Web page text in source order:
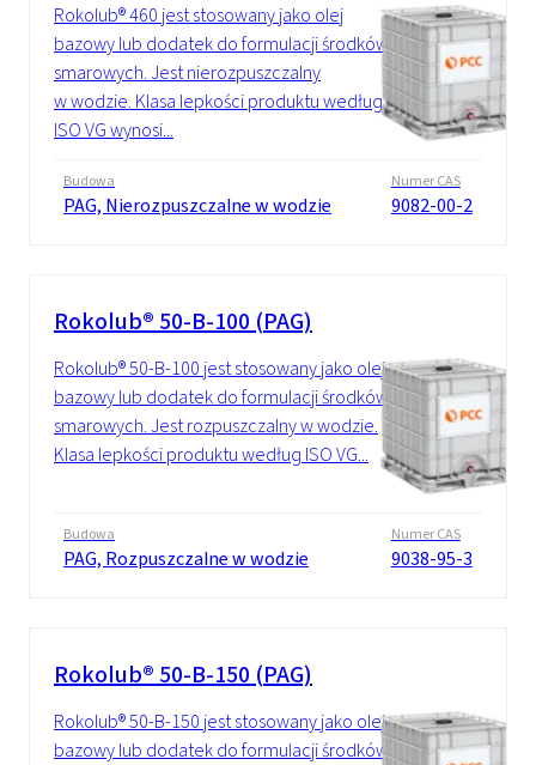
Rokolub® 460 jest stosowany jako olej
bazowy lub dodatek do formulacji środków
smarowych. Jest nierozpuszczalny
w wodzie. Klasa lepkości produktu według
ISO VG wynosi...
Budowa
PAG, Nierozpuszczalne w wodzie
Numer CAS
9082-00-2
Rokolub® 50-B-100 (PAG)
Rokolub® 50-B-100 jest stosowany jako olej
bazowy lub dodatek do formulacji środków
smarowych. Jest rozpuszczalny w wodzie.
Klasa lepkości produktu według ISO VG...
Budowa
PAG, Rozpuszczalne w wodzie
Numer CAS
9038-95-3
Rokolub® 50-B-150 (PAG)
Rokolub® 50-B-150 jest stosowany jako olej
bazowy lub dodatek do formulacji środków